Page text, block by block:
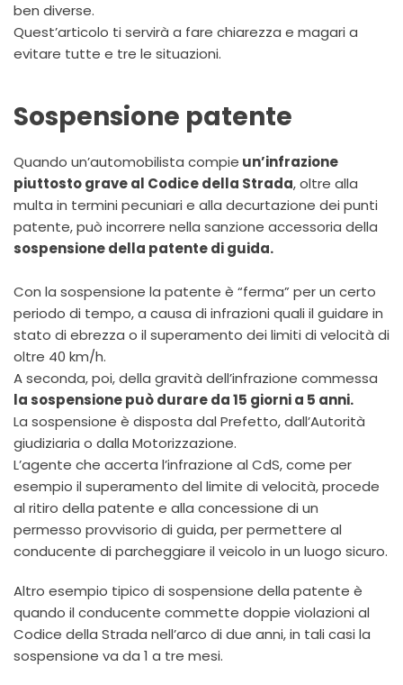
ben diverse.
Quest’articolo ti servirà a fare chiarezza e magari a
evitare tutte e tre le situazioni.
Sospensione patente
Quando un’automobilista compie un’infrazione
piuttosto grave al Codice della Strada, oltre alla
multa in termini pecuniari e alla decurtazione dei punti
patente, può incorrere nella sanzione accessoria della
sospensione della patente di guida.
Con la sospensione la patente è “ferma” per un certo
periodo di tempo, a causa di infrazioni quali il guidare in
stato di ebrezza o il superamento dei limiti di velocità di
oltre 40 km/h.
A seconda, poi, della gravità dell’infrazione commessa
la sospensione può durare da 15 giorni a 5 anni.
La sospensione è disposta dal Prefetto, dall’Autorità
giudiziaria o dalla Motorizzazione.
L’agente che accerta l’infrazione al CdS, come per
esempio il superamento del limite di velocità, procede
al ritiro della patente e alla concessione di un
permesso provvisorio di guida, per permettere al
conducente di parcheggiare il veicolo in un luogo sicuro.
Altro esempio tipico di sospensione della patente è
quando il conducente commette doppie violazioni al
Codice della Strada nell’arco di due anni, in tali casi la
sospensione va da 1 a tre mesi.